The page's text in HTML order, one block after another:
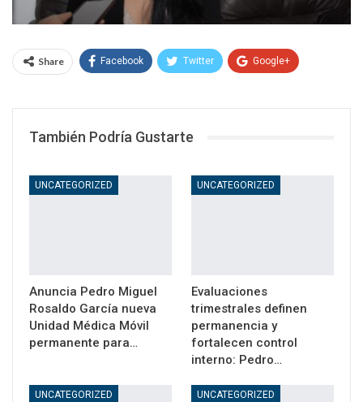
Share Facebook Twitter Google+
También Podría Gustarte
UNCATEGORIZED
Anuncia Pedro Miguel
Rosaldo García nueva
Unidad Médica Móvil
permanente para…
UNCATEGORIZED
Evaluaciones
trimestrales definen
permanencia y
fortalecen control
interno: Pedro…
UNCATEGORIZED UNCATEGORIZED